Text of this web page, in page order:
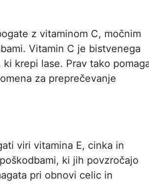
z vitaminom C, močnim
Vitamin C je bistvenega
krepi lase. Prav tako
za preprečevanje
viri vitamina E, cinka in
ki jih povzročajo
pri obnovi celic in